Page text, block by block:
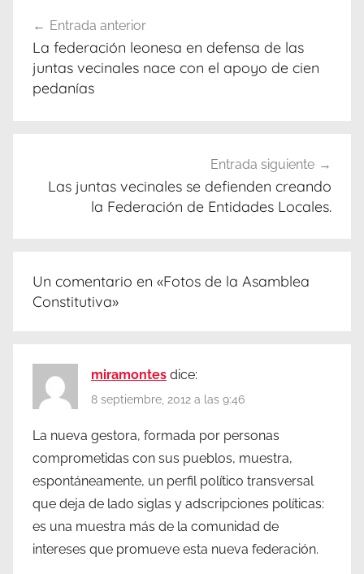
de
entradas
Entrada anterior
La federación leonesa en defensa de las
juntas vecinales nace con el apoyo de cien
pedanías
Entrada siguiente
Las juntas vecinales se defienden creando
la Federación de Entidades Locales.
Un comentario en «Fotos de la Asamblea
Constitutiva»
miramontes dice:
8 septiembre, 2012 a las 9:46
La nueva gestora, formada por personas
comprometidas con sus pueblos, muestra,
espontáneamente, un perfil político transversal
que deja de lado siglas y adscripciones políticas:
es una muestra más de la comunidad de
intereses que promueve esta nueva federación.